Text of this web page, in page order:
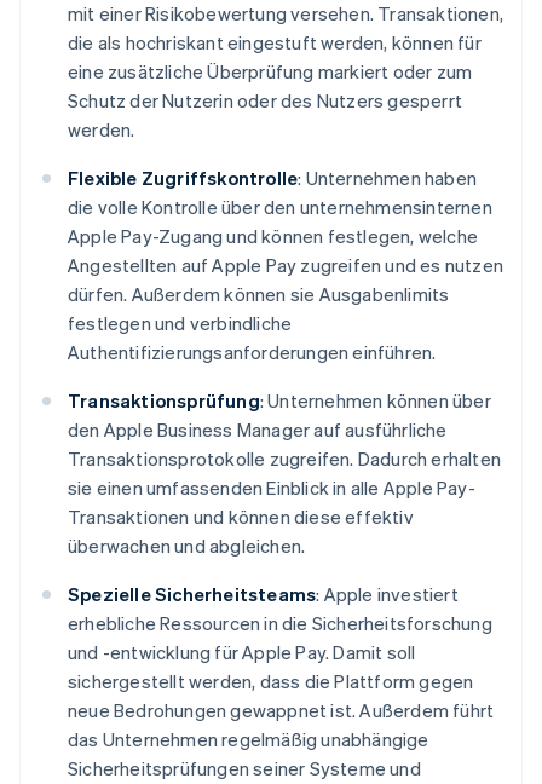
mit einer Risikobewertung versehen. Transaktionen,
die als hochriskant eingestuft werden, können für
eine zusätzliche Überprüfung markiert oder zum
Schutz der Nutzerin oder des Nutzers gesperrt
werden.
Flexible Zugriffskontrolle: Unternehmen haben
die volle Kontrolle über den unternehmensinternen
Apple Pay-Zugang und können festlegen, welche
Angestellten auf Apple Pay zugreifen und es nutzen
dürfen. Außerdem können sie Ausgabenlimits
festlegen und verbindliche
Authentifizierungsanforderungen einführen.
Transaktionsprüfung: Unternehmen können über
den Apple Business Manager auf ausführliche
Transaktionsprotokolle zugreifen. Dadurch erhalten
sie einen umfassenden Einblick in alle Apple Pay-
Transaktionen und können diese effektiv
überwachen und abgleichen.
Spezielle Sicherheitsteams: Apple investiert
erhebliche Ressourcen in die Sicherheitsforschung
und -entwicklung für Apple Pay. Damit soll
sichergestellt werden, dass die Plattform gegen
neue Bedrohungen gewappnet ist. Außerdem führt
das Unternehmen regelmäßig unabhängige
Sicherheitsprüfungen seiner Systeme und